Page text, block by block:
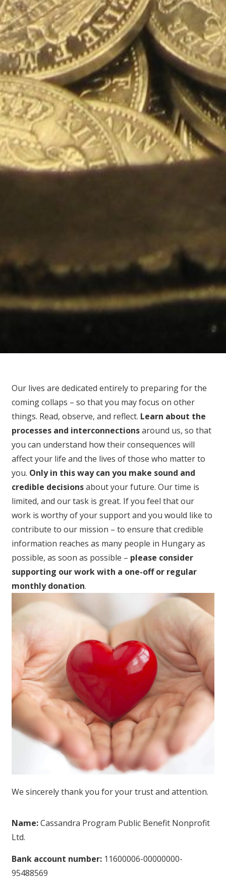
Our lives are dedicated entirely to preparing for the
coming collaps – so that you may focus on other
things. Read, observe, and reflect. Learn about the
processes and interconnectionsaround us, so that
you can understand how their consequences will
affect your life and the lives of those who matter to
you. Only in this way can you make sound and
credible decisionsabout your future. Our time is
limited, and our task is great. If you feel that our
work is worthy of your support and you would like to
contribute to our mission – to ensure that credible
information reaches as many people in Hungary as
possible, as soon as possible – please consider
supporting our work with a one-off or regular
monthly donation.
We sincerely thank you for your trust and attention.
Name:Cassandra Program Public Benefit Nonprofit
Ltd.
Bank account number: 11600006-00000000-
95488569